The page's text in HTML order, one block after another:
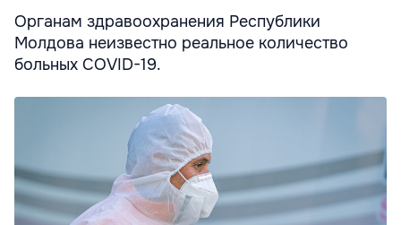
Органам здравоохранения Республики
Молдова неизвестно реальное количество
больных COVID-19.